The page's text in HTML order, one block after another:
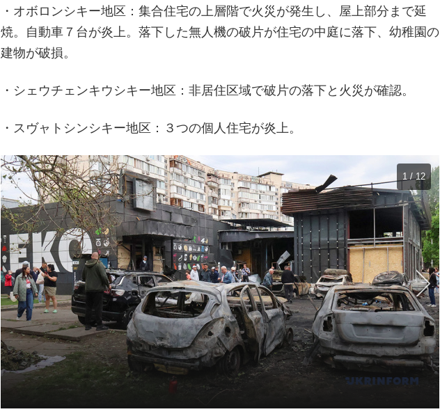
・オボロンシキー地区：集合住宅の上層階で火災が発生し、屋上部分まで延
焼。自動車７台が炎上。落下した無人機の破片が住宅の中庭に落下、幼稚園の
建物が破損。
・シェウチェンキウシキー地区：非居住区域で破片の落下と火災が確認。
・スヴャトシンシキー地区：３つの個人住宅が炎上。
1 / 12